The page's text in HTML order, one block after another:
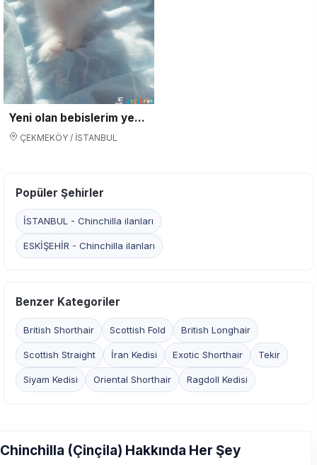
Yeni olan bebislerim yeni yuvasina gitmeye hazir
ÇEKMEKÖY / İSTANBUL
Popüler Şehirler
İSTANBUL - Chinchilla ilanları
ESKİŞEHİR - Chinchilla ilanları
Benzer Kategoriler
British Shorthair Scottish Fold British Longhair
Scottish Straight İran Kedisi Exotic Shorthair Tekir
Siyam Kedisi Oriental Shorthair Ragdoll Kedisi
Chinchilla (Çinçila) Hakkında Her Şey